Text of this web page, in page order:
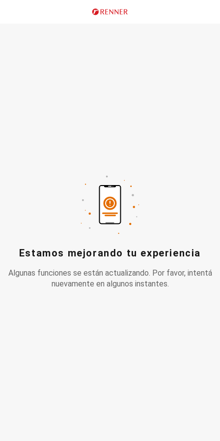
Estamos mejorando tu experiencia
Algunas funciones se están actualizando. Por favor, intentá
nuevamente en algunos instantes.